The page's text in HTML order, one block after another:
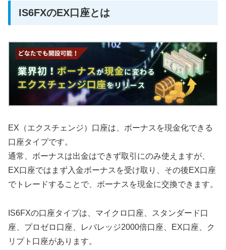
IS6FXのEX口座とは
EX（エクスチェンジ）口座は、 ボーナスを現金化できる
口座タイプです。
通常、ボーナスは出金はできず取引にのみ使えますが、
EX口座ではまず入金ボーナスを受け取り、その後EX口座
でトレードすることで、 ボーナスを現金に交換できます。
IS6FXの口座タイプは、マイクロ口座、スタンダード口
座、プロゼロ口座、レバレッジ2000倍口座、EX口座、ク
リプト口座があります。